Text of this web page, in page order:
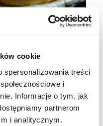
cookie
spersonalizowania treści
i
Informacje o tym, jak
partnerom
i analitycznym.